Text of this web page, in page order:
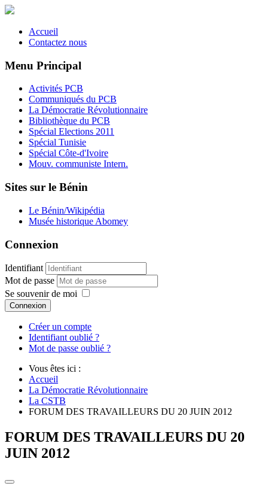
Accueil
Contactez nous
Menu Principal
Activités PCB
Communiqués du PCB
La Démocratie Révolutionnaire
Bibliothèque du PCB
Spécial Elections 2011
Spécial Tunisie
Spécial Côte-d'Ivoire
Mouv. communiste Intern.
Sites sur le Bénin
Le Bénin/Wikipédia
Musée historique Abomey
Connexion
Identifiant
Mot de passe
Se souvenir de moi
Connexion
Créer un compte
Identifiant oublié ?
Mot de passe oublié ?
Vous êtes ici :
Accueil
La Démocratie Révolutionnaire
La CSTB
FORUM DES TRAVAILLEURS DU 20 JUIN 2012
FORUM DES TRAVAILLEURS DU 20
JUIN 2012